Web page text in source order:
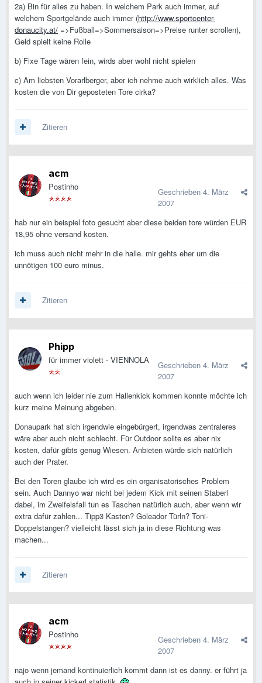
2a) Bin für alles zu haben. In welchem Park auch immer, auf
welchem Sportgelände auch immer (http://www.sportcenter-
donaucity.at/ =>Fußball=>Sommersaison=>Preise runter scrollen),
Geld spielt keine Rolle
b) Fixe Tage wären fein, wirds aber wohl nicht spielen
c) Am liebsten Vorarlberger, aber ich nehme auch wirklich alles. Was
kosten die von Dir geposteten Tore cirka?
Zitieren
acm
Postinho Geschrieben 4. März
2007
hab nur ein beispiel foto gesucht aber diese beiden tore würden EUR
18,95 ohne versand kosten.
ich muss auch nicht mehr in die halle. mir gehts eher um die
unnötigen 100 euro minus.
Zitieren
Phipp
für immer violett - VIENNOLA Geschrieben 4. März
2007
auch wenn ich leider nie zum Hallenkick kommen konnte möchte ich
kurz meine Meinung abgeben.
Donaupark hat sich irgendwie eingebürgert, irgendwas zentraleres
wäre aber auch nicht schlecht. Für Outdoor sollte es aber nix
kosten, dafür gibts genug Wiesen. Anbieten würde sich natürlich
auch der Prater.
Bei den Toren glaube ich wird es ein organisatorisches Problem
sein. Auch Dannyo war nicht bei jedem Kick mit seinen Staberl
dabei, im Zweifelsfall tun es Taschen natürlich auch, aber wenn wir
extra dafür zahlen... Tipp3 Kasten? Goleador Türln? Toni-
Doppelstangen? vielleicht lässt sich ja in diese Richtung was
machen...
Zitieren
acm
Postinho Geschrieben 4. März
2007
najo wenn jemand kontinuierlich kommt dann ist es danny. er führt ja